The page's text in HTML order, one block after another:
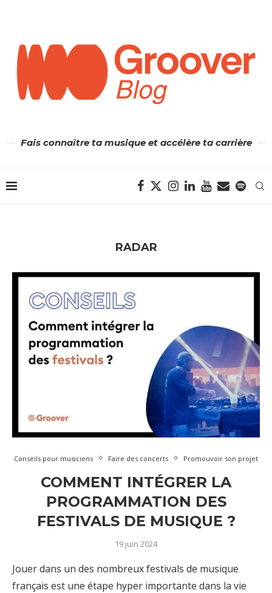
Fais connaître ta musique et accélère ta carrière
RADAR
Conseils pour musiciens Faire des concerts Promouvoir son projet
COMMENT INTÉGRER LA
PROGRAMMATION DES
FESTIVALS DE MUSIQUE ?
19 juin 2024
Jouer dans un des nombreux festivals de musique
français est une étape hyper importante dans la vie